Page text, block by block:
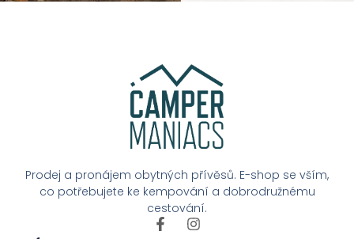
Prodej a pronájem obytných přívěsů. E-shop se vším,
co potřebujete ke kempování a dobrodružnému
cestování.